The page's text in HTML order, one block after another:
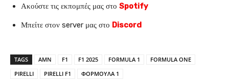
Ακούστε τις εκπομπές μας στο Spotify
Μπείτε στον server μας στο Discord
TAGS AMN F1 F1 2025 FORMULA 1
FORMULA ONE
PIRELLI
PIRELLI F1 ΦΟΡΜΟΥΛΑ 1